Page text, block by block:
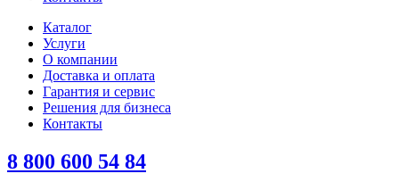
Каталог
Услуги
О компании
Доставка и оплата
Гарантия и сервис
Решения для бизнеса
Контакты
8 800 600 54 84